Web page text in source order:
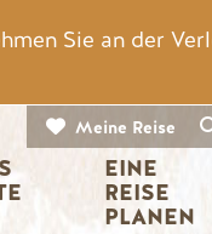
Sie an der
Meine Reise
EINE
REISE
PLANEN